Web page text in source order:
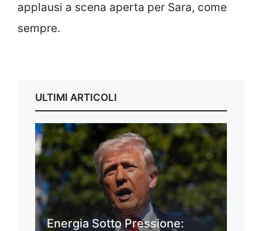
applausi a scena aperta per Sara, come
sempre.
ULTIMI ARTICOLI
Energia Sotto Pressione: